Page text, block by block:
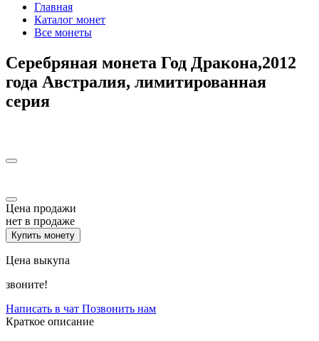
Главная
Каталог монет
Все монеты
Серебряная монета Год Дракона,2012
года Австралия, лимитированная
серия
Цена продажи
нет в продаже
Купить монету
Цена выкупа
звоните!
Написать в чат Позвонить нам
Краткое описание